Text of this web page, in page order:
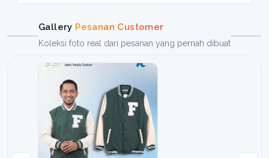
Gallery Pesanan Customer
Koleksi foto real dari pesanan yang pernah dibuat